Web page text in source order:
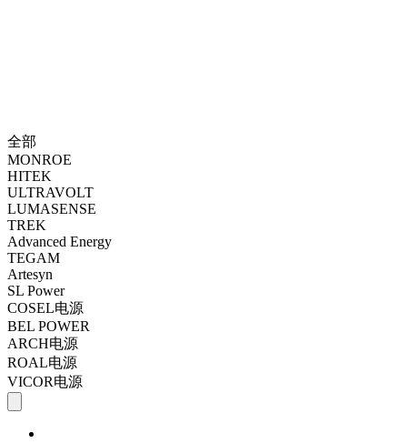
全部
MONROE
HITEK
ULTRAVOLT
LUMASENSE
TREK
Advanced Energy
TEGAM
Artesyn
SL Power
COSEL电源
BEL POWER
ARCH电源
ROAL电源
VICOR电源